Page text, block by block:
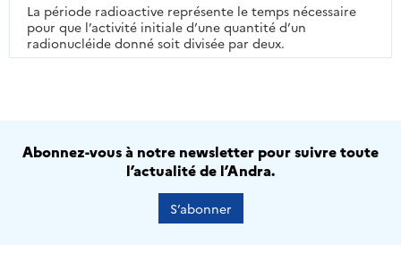
La période radioactive représente le temps nécessaire
pour que l’activité initiale d’une quantité d’un
radionucléide donné soit divisée par deux.
Abonnez-vous à notre newsletter pour suivre toute
l’actualité de l’Andra.
S’abonner